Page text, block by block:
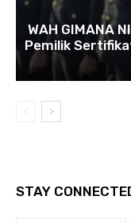
WAH GIMANA
Pemilik
STAY